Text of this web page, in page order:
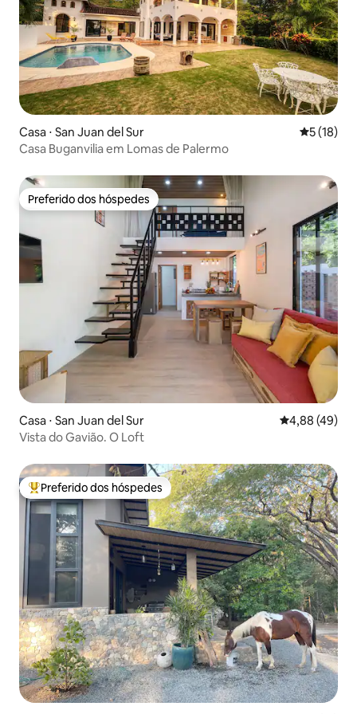
Casa ⋅ San Juan del Sur 5 de uma
5 (18)
Casa Buganvilia em Lomas de Palermo
Preferido dos hóspedes
Preferido dos hóspedes
Casa ⋅ San Juan del Sur 4,88 de uma
4,88 (49)
Vista do Gavião. O Loft
Entre os melhores preferidos dos hóspedes
Preferido dos hóspedes